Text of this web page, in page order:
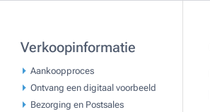
Verkoopinformatie
Aankoopproces
Ontvang een digitaal voorbeeld
Bezorging en Postsales